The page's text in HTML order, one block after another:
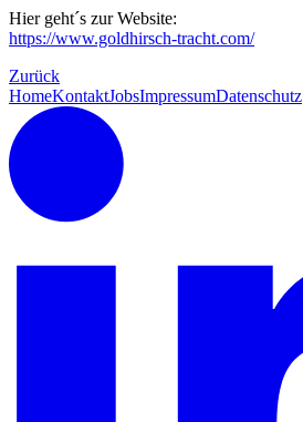
Hier geht´s zur Website:
https://www.goldhirsch-tracht.com/
Zurück
HomeKontaktJobsImpressumDatenschutz